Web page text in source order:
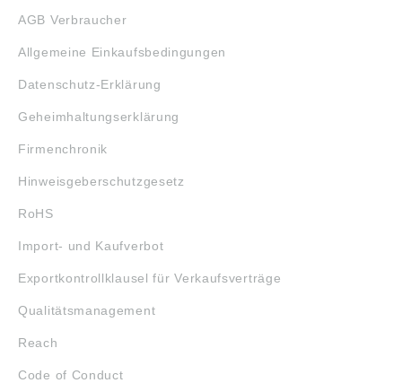
AGB Verbraucher
Allgemeine Einkaufsbedingungen
Datenschutz-Erklärung
Geheimhaltungserklärung
Firmenchronik
Hinweisgeberschutzgesetz
RoHS
Import- und Kaufverbot
Exportkontrollklausel für Verkaufsverträge
Qualitätsmanagement
Reach
Code of Conduct